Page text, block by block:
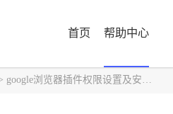
首页 帮助中心
google浏览器插件权限设置及安全管理操作技巧